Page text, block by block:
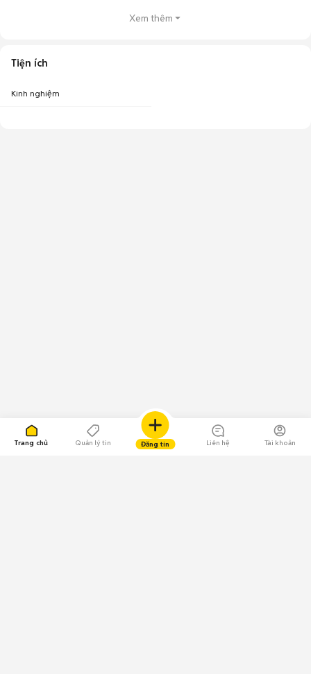
Trang chủ Quản lý tin Đăng tin Liên hệ Tài khoản
Xem thêm
Tiện ích
Kinh nghiệm